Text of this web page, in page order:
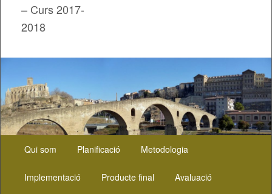
– Curs 2017-
2018
principal
Aneu
al
Qui som Planificació Metodologia
Implementació Producte final Avaluació